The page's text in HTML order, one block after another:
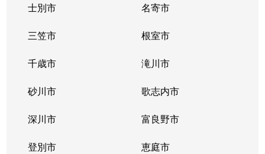
士別市 名寄市
三笠市 根室市
千歳市 滝川市
砂川市 歌志内市
深川市 富良野市
登別市 恵庭市